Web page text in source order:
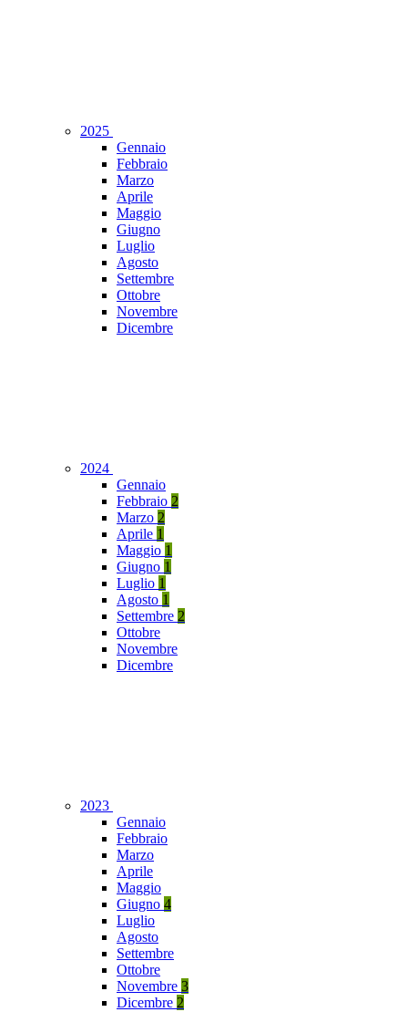
2025
Gennaio
Febbraio
Marzo
Aprile
Maggio
Giugno
Luglio
Agosto
Settembre
Ottobre
Novembre
Dicembre
2024
Gennaio
Febbraio 2
Marzo 2
Aprile 1
Maggio 1
Giugno 1
Luglio 1
Agosto 1
Settembre 2
Ottobre
Novembre
Dicembre
2023
Gennaio
Febbraio
Marzo
Aprile
Maggio
Giugno 4
Luglio
Agosto
Settembre
Ottobre
Novembre 3
Dicembre 2